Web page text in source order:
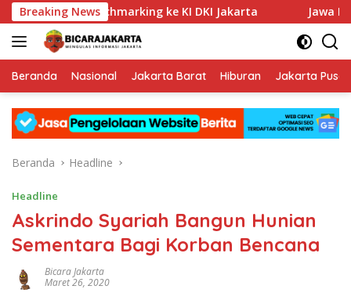
Langsung
ke
konten
Breaking News
Benchmarking ke KI DKI Jakarta Jawa Barat
Beranda Nasional Jakarta Barat Hiburan Jakarta Pusat
Beranda Headline
Headline
Askrindo Syariah Bangun Hunian
Sementara Bagi Korban Bencana
Bicara Jakarta
Maret 26, 2020